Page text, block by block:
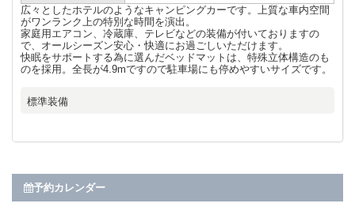
広々としたホテルのようなキャンピングカーです。上質な車内空間
がワンランク上の特別な時間を演出。
家庭用エアコン、冷蔵庫、テレビなどの装備が付いておりますの
で、オールシーズン安心・快適にお過ごしいただけます。
快眠をサポートする為に選んだベッドマットは、特殊立体構造のも
のを採用。全長が4.9mですので駐車場にも停めやすいサイズです。
標準装備
予約カレンダー